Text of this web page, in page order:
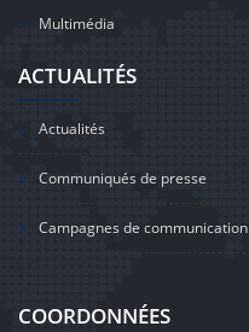
Multimédia
ACTUALITÉS
Actualités
Communiqués de presse
Campagnes de communication
COORDONNÉES